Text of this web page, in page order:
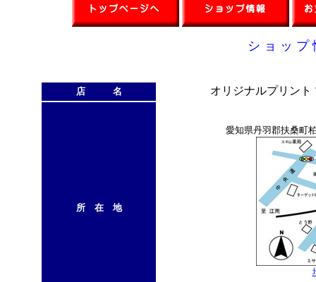
シ ョ ッ プ
店 名 オリジナルプリント
所 在 地
愛知県丹羽郡扶桑町柏